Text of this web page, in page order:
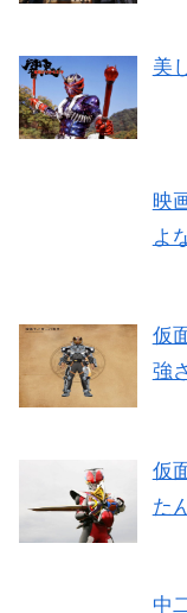
美
映
よ
仮
強
仮
た
中